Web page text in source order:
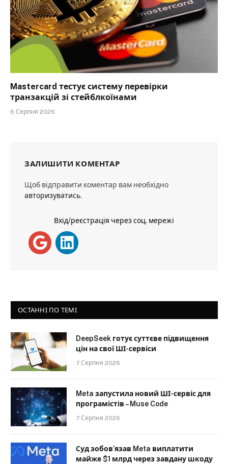
Mastercard тестує систему перевірки
транзакцій зі стейблкоїнами
6 Серпня 2026
ЗАЛИШИТИ КОМЕНТАР
Щоб відправити коментар вам необхідно
авторизуватись.
Вхід/реєстрація через соц. мережі
ОСТАННІ ПО ТЕМІ
DeepSeek готує суттєве підвищення
цін на свої ШІ-сервіси
7 Серпня 2026
Meta запустила новий ШІ-сервіс для
програмістів – Muse Code
7 Серпня 2026
Суд зобов’язав Meta виплатити
майже $1 млрд через завдану шкоду